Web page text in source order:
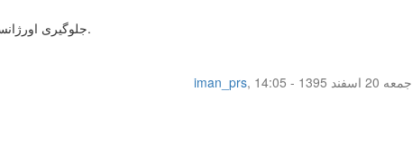
جلوگیری اورژانسی هم به طور معمول منجر به وقوع پریود طی یک هفته تا ده روز بعد از خوردن قرص می‌شه و بنابراین طبیعیه که زودتر از موعد قبلی اتفاق بیفته.
iman_prs,
جمعه 20 اسفند 1395 - 14:05